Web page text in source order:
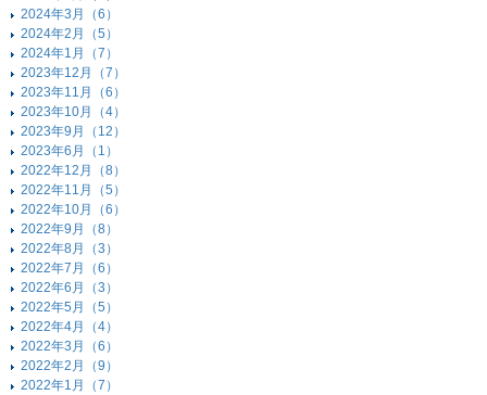
2024年3月（6）
2024年2月（5）
2024年1月（7）
2023年12月（7）
2023年11月（6）
2023年10月（4）
2023年9月（12）
2023年6月（1）
2022年12月（8）
2022年11月（5）
2022年10月（6）
2022年9月（8）
2022年8月（3）
2022年7月（6）
2022年6月（3）
2022年5月（5）
2022年4月（4）
2022年3月（6）
2022年2月（9）
2022年1月（7）